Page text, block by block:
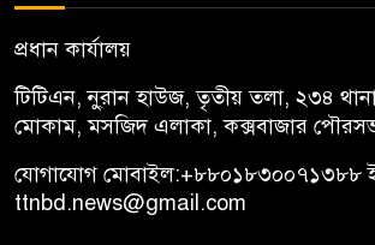
প্রধান কার্যালয়
টিটিএন, নু্রান হাউজ, তৃতীয় তলা, ২৩৪
মোকাম, মসজিদ এলাকা, কক্সবাজার
যোগাযোগ মোবাইল:+৮৮০১৮৩০০৭১৩৮৮
ttnbd.news@gmail.com